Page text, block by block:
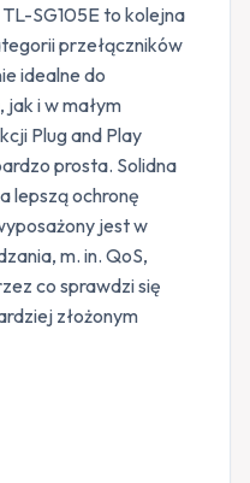
SG105E to kolejna
przełączników
idealne do
i w małym
Plug and Play
prosta. Solidna
lepszą ochronę
jest w
m. in. QoS,
co sprawdzi się
złożonym